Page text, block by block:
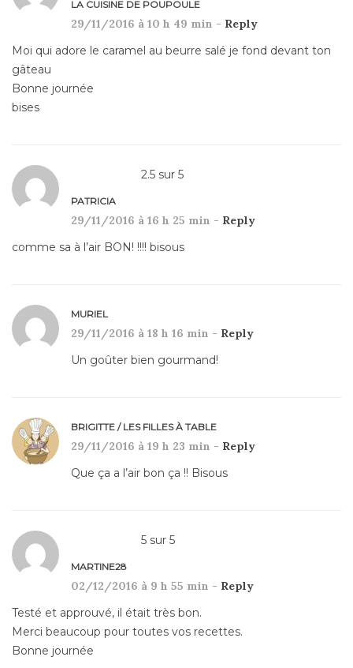
LA CUISINE DE POUPOULE
29/11/2016 à 10 h 49 min - Reply
Moi qui adore le caramel au beurre salé je fond devant ton
gâteau
Bonne journée
bises
2.5 sur 5
PATRICIA
29/11/2016 à 16 h 25 min - Reply
comme sa à l’air BON! !!!! bisous
MURIEL
29/11/2016 à 18 h 16 min - Reply
Un goûter bien gourmand!
BRIGITTE / LES FILLES À TABLE
29/11/2016 à 19 h 23 min - Reply
Que ça a l’air bon ça !! Bisous
5 sur 5
MARTINE28
02/12/2016 à 9 h 55 min - Reply
Testé et approuvé, il était très bon.
Merci beaucoup pour toutes vos recettes.
Bonne journée